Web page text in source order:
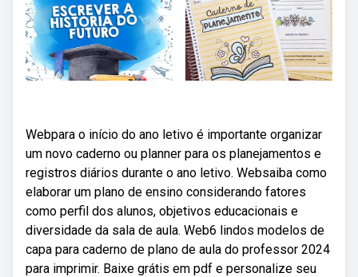
Webpara o início do ano letivo é importante organizar
um novo caderno ou planner para os planejamentos e
registros diários durante o ano letivo. Websaiba como
elaborar um plano de ensino considerando fatores
como perfil dos alunos, objetivos educacionais e
diversidade da sala de aula. Web6 lindos modelos de
capa para caderno de plano de aula do professor 2024
para imprimir. Baixe grátis em pdf e personalize seu